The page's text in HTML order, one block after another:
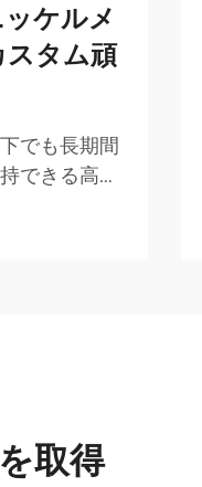
ケルメ
スタム頑
でも長期間
できる高精
ステムにお
取得